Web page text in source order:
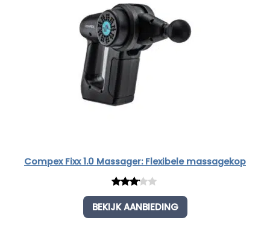
Compex Fixx 1.0 Massager: Flexibele massagekop
Rated
3.00
1
BEKIJK AANBIEDING